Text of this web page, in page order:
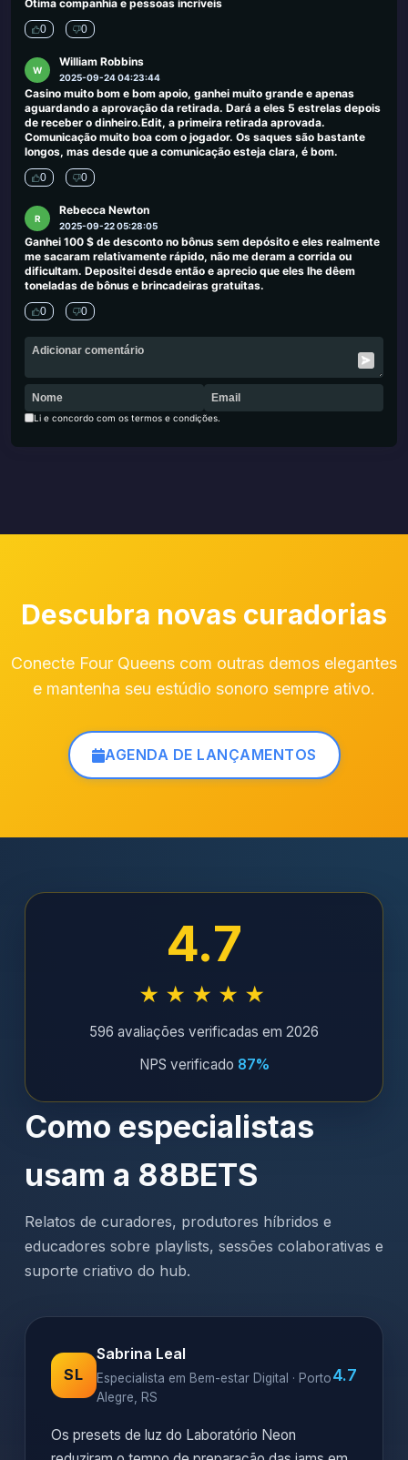
Ótima companhia e pessoas incríveis
0 0
W
William Robbins
2025-09-24 04:23:44
Casino muito bom e bom apoio, ganhei muito grande e apenas
aguardando a aprovação da retirada. Dará a eles 5 estrelas depois
de receber o dinheiro.Edit, a primeira retirada aprovada.
Comunicação muito boa com o jogador. Os saques são bastante
longos, mas desde que a comunicação esteja clara, é bom.
0 0
R
Rebecca Newton
2025-09-22 05:28:05
Ganhei 100 $ de desconto no bônus sem depósito e eles realmente
me sacaram relativamente rápido, não me deram a corrida ou
dificultam. Depositei desde então e aprecio que eles lhe dêem
toneladas de bônus e brincadeiras gratuitas.
0 0
Li e concordo com os termos e condições.
Descubra novas curadorias
Conecte Four Queens com outras demos elegantes
e mantenha seu estúdio sonoro sempre ativo.
AGENDA DE LANÇAMENTOS
4.7
★★★★★
596 avaliações verificadas em 2026
NPS verificado 87%
Como especialistas
usam a 88BETS
Relatos de curadores, produtores híbridos e
educadores sobre playlists, sessões colaborativas e
suporte criativo do hub.
SL
Sabrina Leal
Especialista em Bem-estar Digital · Porto
Alegre, RS
4.7
Os presets de luz do Laboratório Neon